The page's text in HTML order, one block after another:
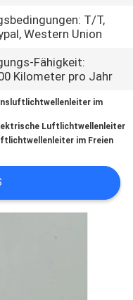
T/T,
Western Union
Fähigkeit:
Kilometer pro Jahr
im
Luftlichtwellenleiter
im Freien